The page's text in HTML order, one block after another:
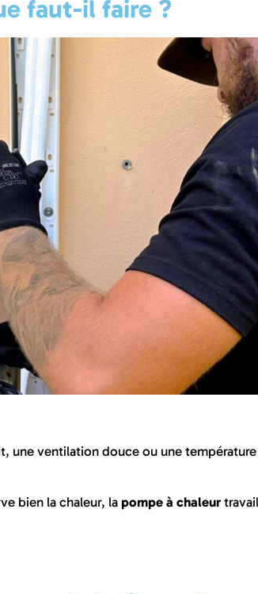
faut-il faire ?
une ventilation douce ou une
bien la chaleur, la pompe à chaleur